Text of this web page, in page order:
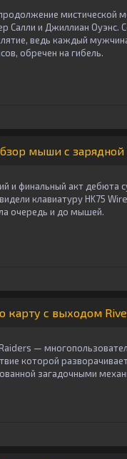
мистической
Салли и Джиллиан Оуэнс.
ведь каждый
обречен на гибель.
мыши с зарядной
и финальный акт
клавиатуру HK75
очередь и до мышей.
карту с выходом
—
которой
загадочными